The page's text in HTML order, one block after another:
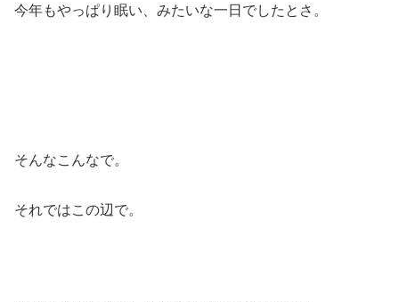
今年もやっぱり眠い、みたいな一日でしたとさ。
そんなこんなで。
それではこの辺で。